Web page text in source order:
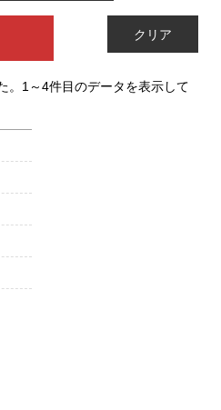
。1～4件目のデータを表示して